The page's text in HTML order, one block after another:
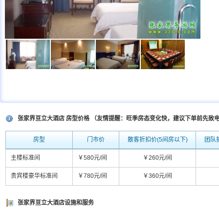
张家界亘立大酒店 房型价格 （友情提醒：旺季房态变化快，建议下单前先致
房型 门市价 散客折扣价(5间房以下) 团队
主楼标准间 ￥580元/间 ￥260元/间
贵宾楼豪华标准间 ￥780元/间 ￥360元/间
张家界亘立大酒店设施和服务